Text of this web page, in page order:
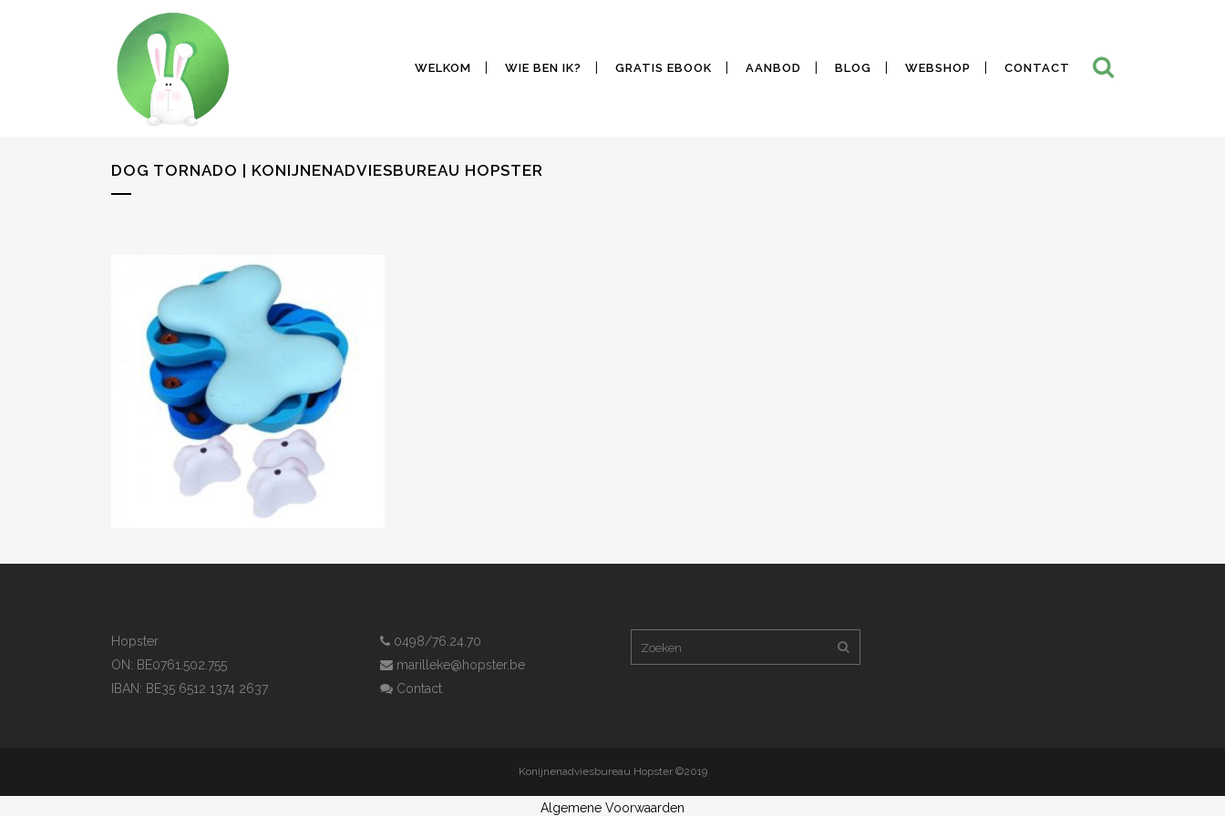
WELKOM WIE BEN IK? GRATIS EBOOK AANBOD BLOG WEBSHOP CONTACT
DOG TORNADO | KONIJNENADVIESBUREAU HOPSTER
Hopster
ON: BE0761.502.755
IBAN: BE35 6512 1374 2637
0498/76.24.70
marilleke@hopster.be
Contact
Konijnenadviesbureau Hopster ©2019
Algemene Voorwaarden